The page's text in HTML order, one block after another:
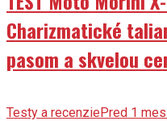
Charizmatické
pasom a skvelou
Testy a recenziePred 1